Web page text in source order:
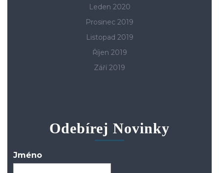
Leden 2020
Prosinec 2019
Listopad 2019
Říjen 2019
Září 2019
Odebírej Novinky
Jméno